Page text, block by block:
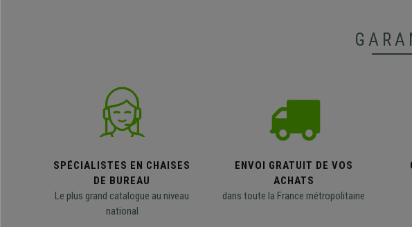
SPÉCIALISTES EN CHAISES
DE BUREAU
Le plus grand catalogue au niveau
national
ENVOI GRATUIT DE VOS
ACHATS
dans toute la France métropolitaine